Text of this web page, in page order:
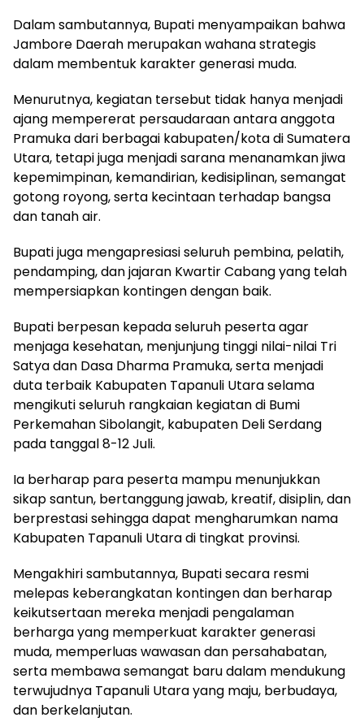
‎Dalam sambutannya, Bupati menyampaikan bahwa
Jambore Daerah merupakan wahana strategis
dalam membentuk karakter generasi muda.
Menurutnya, kegiatan tersebut tidak hanya menjadi
ajang mempererat persaudaraan antara anggota
Pramuka dari berbagai kabupaten/kota di Sumatera
Utara, tetapi juga menjadi sarana menanamkan jiwa
kepemimpinan, kemandirian, kedisiplinan, semangat
gotong royong, serta kecintaan terhadap bangsa
dan tanah air.
Bupati juga mengapresiasi seluruh pembina, pelatih,
pendamping, dan jajaran Kwartir Cabang yang telah
mempersiapkan kontingen dengan baik.
‎Bupati berpesan kepada seluruh peserta agar
menjaga kesehatan, menjunjung tinggi nilai-nilai Tri
Satya dan Dasa Dharma Pramuka, serta menjadi
duta terbaik Kabupaten Tapanuli Utara selama
mengikuti seluruh rangkaian kegiatan di Bumi
Perkemahan Sibolangit, kabupaten Deli Serdang
pada tanggal 8-12 Juli.
Ia berharap para peserta mampu menunjukkan
sikap santun, bertanggung jawab, kreatif, disiplin, dan
berprestasi sehingga dapat mengharumkan nama
Kabupaten Tapanuli Utara di tingkat provinsi.
‎Mengakhiri sambutannya, Bupati secara resmi
melepas keberangkatan kontingen dan berharap
keikutsertaan mereka menjadi pengalaman
berharga yang memperkuat karakter generasi
muda, memperluas wawasan dan persahabatan,
serta membawa semangat baru dalam mendukung
terwujudnya Tapanuli Utara yang maju, berbudaya,
dan berkelanjutan.